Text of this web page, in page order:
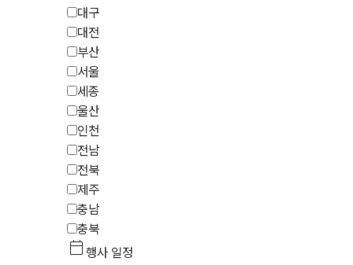
대구
대전
부산
서울
세종
울산
인천
전남
전북
제주
충남
충북
calendar_today행사 일정